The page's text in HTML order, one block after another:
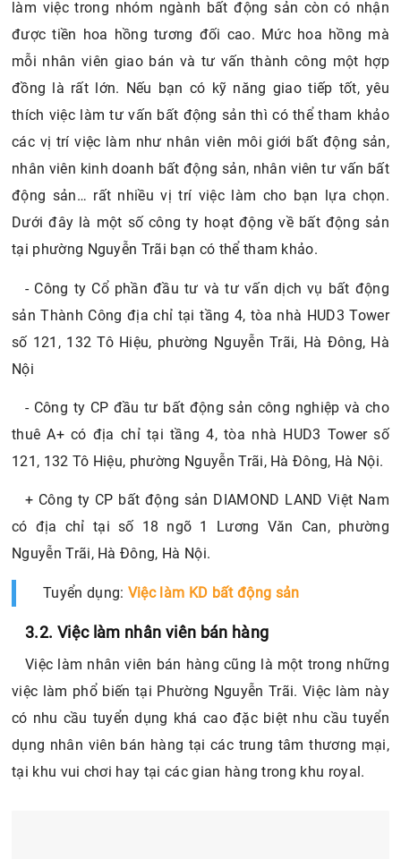
làm việc trong nhóm ngành bất động sản còn có nhận
được tiền hoa hồng tương đối cao. Mức hoa hồng mà
mỗi nhân viên giao bán và tư vấn thành công một hợp
đồng là rất lớn. Nếu bạn có kỹ năng giao tiếp tốt, yêu
thích việc làm tư vấn bất động sản thì có thể tham khảo
các vị trí việc làm như nhân viên môi giới bất động sản,
nhân viên kinh doanh bất động sản, nhân viên tư vấn bất
động sản… rất nhiều vị trí việc làm cho bạn lựa chọn.
Dưới đây là một số công ty hoạt động về bất động sản
tại phường Nguyễn Trãi bạn có thể tham khảo.
- Công ty Cổ phần đầu tư và tư vấn dịch vụ bất động
sản Thành Công địa chỉ tại tầng 4, tòa nhà HUD3 Tower
số 121, 132 Tô Hiệu, phường Nguyễn Trãi, Hà Đông, Hà
Nội
- Công ty CP đầu tư bất động sản công nghiệp và cho
thuê A+ có địa chỉ tại tầng 4, tòa nhà HUD3 Tower số
121, 132 Tô Hiệu, phường Nguyễn Trãi, Hà Đông, Hà Nội.
+ Công ty CP bất động sản DIAMOND LAND Việt Nam
có địa chỉ tại số 18 ngõ 1 Lương Văn Can, phường
Nguyễn Trãi, Hà Đông, Hà Nội.
Tuyển dụng: Việc làm KD bất động sản
3.2. Việc làm nhân viên bán hàng
Việc làm nhân viên bán hàng cũng là một trong những
việc làm phổ biến tại Phường Nguyễn Trãi. Việc làm này
có nhu cầu tuyển dụng khá cao đặc biệt nhu cầu tuyển
dụng nhân viên bán hàng tại các trung tâm thương mại,
tại khu vui chơi hay tại các gian hàng trong khu royal.